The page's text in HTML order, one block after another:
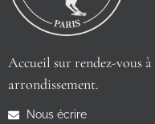
Accueil sur rendez-vous à
arrondissement.
Nous écrire